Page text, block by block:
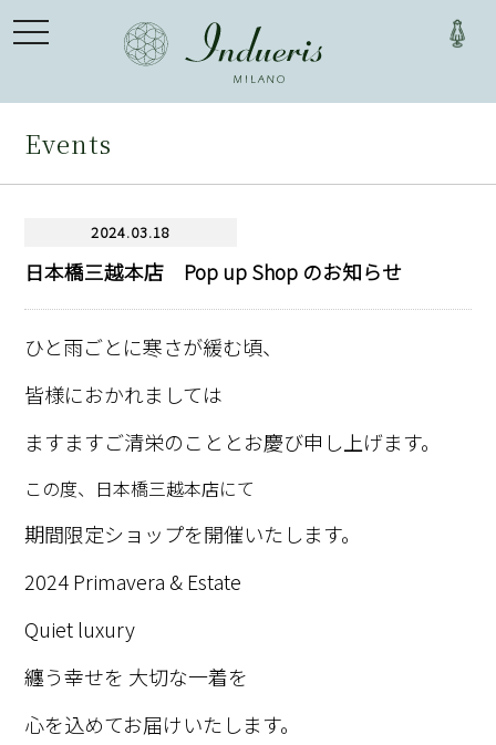
toggle
Events
2024.03.18
日本橋三越本店 Pop up Shop のお知らせ
ひと雨ごとに寒さが緩む頃、
皆様におかれましては
ますますご清栄のこととお慶び申し上げます。
この度、日本橋三越本店にて
期間限定ショップを開催いたします。
2024 Primavera & Estate
Quiet luxury
纏う幸せを 大切な一着を
心を込めてお届けいたします。